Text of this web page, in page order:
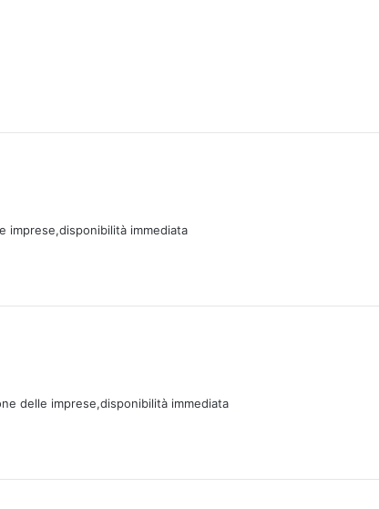
imprese,disponibilità immediata
delle imprese,disponibilità immediata